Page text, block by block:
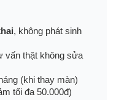
, không phát sinh
vấn thật không sửa
(khi thay màn)
tối đa 50.000đ)